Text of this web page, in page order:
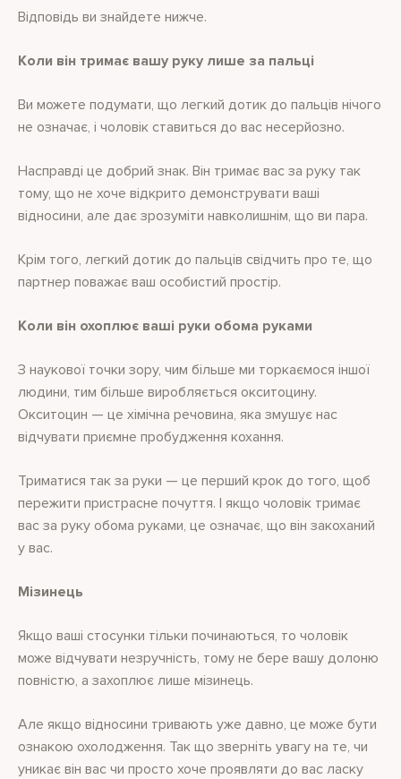
Відповідь ви знайдете нижче.
Коли він тримає вашу руку лише за пальці
Ви можете подумати, що легкий дотик до пальців нічого
не означає, і чоловік ставиться до вас несерйозно.
Насправді це добрий знак. Він тримає вас за руку так
тому, що не хоче відкрито демонструвати ваші
відносини, але дає зрозуміти навколишнім, що ви пара.
Крім того, легкий дотик до пальців свідчить про те, що
партнер поважає ваш особистий простір.
Коли він охоплює ваші руки обома руками
З наукової точки зору, чим більше ми торкаємося іншої
людини, тим більше виробляється окситоцину.
Окситоцин — це хімічна речовина, яка змушує нас
відчувати приємне пробудження кохання.
Триматися так за руки — це перший крок до того, щоб
пережити пристрасне почуття. І якщо чоловік тримає
вас за руку обома руками, це означає, що він закоханий
у вас.
Мізинець
Якщо ваші стосунки тільки починаються, то чоловік
може відчувати незручність, тому не бере вашу долоню
повністю, а захоплює лише мізинець.
Але якщо відносини тривають уже давно, це може бути
ознакою охолодження. Так що зверніть увагу на те, чи
уникає він вас чи просто хоче проявляти до вас ласку